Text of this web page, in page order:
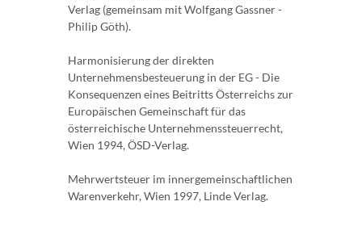
Verlag (gemeinsam mit Wolfgang Gassner -
Philip Göth).
Harmonisierung der direkten
Unternehmensbesteuerung in der EG - Die
Konsequenzen eines Beitritts Österreichs zur
Europäischen Gemeinschaft für das
österreichische Unternehmenssteuerrecht,
Wien 1994, ÖSD-Verlag.
Mehrwertsteuer im innergemeinschaftlichen
Warenverkehr, Wien 1997, Linde Verlag.